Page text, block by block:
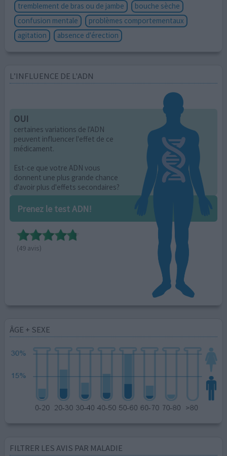
tremblement de bras ou de jambe
bouche sèche
confusion mentale
problèmes comportementaux
agitation
absence d'érection
L’INFLUENCE DE L'ADN
OUI
certaines variations de l'ADN
peuvent influencer l'effet de ce
médicament.
Est-ce que votre ADN vous
donnent une plus grande chance
d'avoir plus d'effets secondaires?
Prenez le test ADN!
(49 avis)
ÂGE + SEXE
FILTRER LES AVIS PAR MALADIE